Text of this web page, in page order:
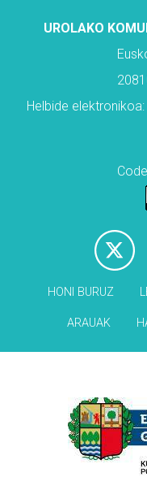
UROLAKO
Helbide
HONI BURUZ
ARAUAK